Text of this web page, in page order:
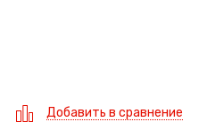
Добавить в сравнение